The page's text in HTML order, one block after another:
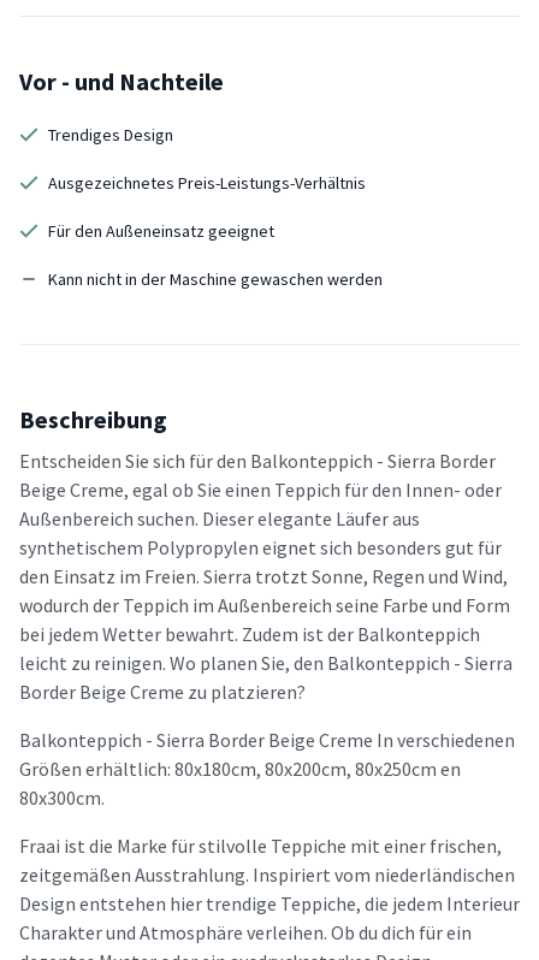
Vor - und Nachteile
Trendiges Design
Ausgezeichnetes Preis-Leistungs-Verhältnis
Für den Außeneinsatz geeignet
Kann nicht in der Maschine gewaschen werden
Beschreibung
Entscheiden Sie sich für den Balkonteppich - Sierra Border
Beige Creme, egal ob Sie einen Teppich für den Innen- oder
Außenbereich suchen. Dieser elegante Läufer aus
synthetischem Polypropylen eignet sich besonders gut für
den Einsatz im Freien. Sierra trotzt Sonne, Regen und Wind,
wodurch der Teppich im Außenbereich seine Farbe und Form
bei jedem Wetter bewahrt. Zudem ist der Balkonteppich
leicht zu reinigen. Wo planen Sie, den Balkonteppich - Sierra
Border Beige Creme zu platzieren?
Balkonteppich - Sierra Border Beige Creme In verschiedenen
Größen erhältlich: 80x180cm, 80x200cm, 80x250cm en
80x300cm.
Fraai ist die Marke für stilvolle Teppiche mit einer frischen,
zeitgemäßen Ausstrahlung. Inspiriert vom niederländischen
Design entstehen hier trendige Teppiche, die jedem Interieur
Charakter und Atmosphäre verleihen. Ob du dich für ein